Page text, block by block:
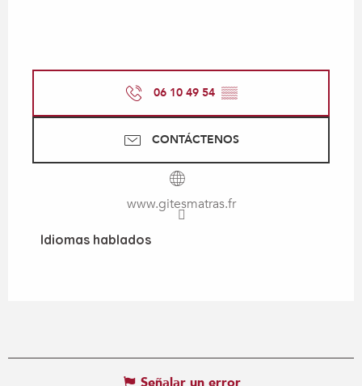
06 10 49 54 ▒▒
CONTÁCTENOS
www.gitesmatras.fr
Idiomas hablados
Idiomas hablados